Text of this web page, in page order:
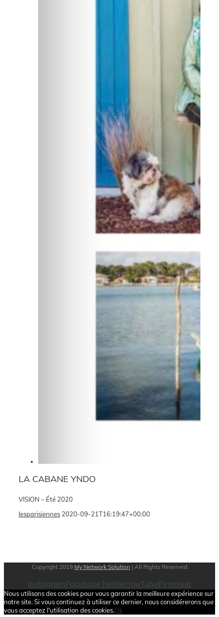
LA CABANE YNDO
VISION – Été 2020
lesparisiennes 2020-09-21T16:19:47+00:00
Copyright 2019 My Network Solution | All Rights Reserved
InstagramFacebookTwitterYouTubePinterest
Nous utilisons des cookies pour vous garantir la meilleure expérience sur
notre site. Si vous continuez à utiliser ce dernier, nous considérerons que
vous acceptez l'utilisation des cookies.Ok